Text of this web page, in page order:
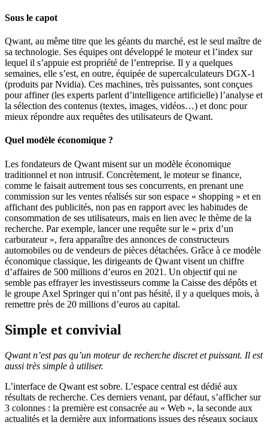
Sous le capot
Qwant, au même titre que les géants du marché, est le seul maître de
sa technologie. Ses équipes ont développé le moteur et l’index sur
lequel il s’appuie est propriété de l’entreprise. Il y a quelques
semaines, elle s’est, en outre, équipée de supercalculateurs DGX-1
(produits par Nvidia). Ces machines, très puissantes, sont conçues
pour affiner (les experts parlent d’intelligence artificielle) l’analyse et
la sélection des contenus (textes, images, vidéos…) et donc pour
mieux répondre aux requêtes des utilisateurs de Qwant.
Quel modèle économique ?
Les fondateurs de Qwant misent sur un modèle économique
traditionnel et non intrusif. Concrètement, le moteur se finance,
comme le faisait autrement tous ses concurrents, en prenant une
commission sur les ventes réalisés sur son espace « shopping » et en
affichant des publicités, non pas en rapport avec les habitudes de
consommation de ses utilisateurs, mais en lien avec le thème de la
recherche. Par exemple, lancer une requête sur le « prix d’un
carburateur », fera apparaître des annonces de constructeurs
automobiles ou de vendeurs de pièces détachées. Grâce à ce modèle
économique classique, les dirigeants de Qwant visent un chiffre
d’affaires de 500 millions d’euros en 2021. Un objectif qui ne
semble pas effrayer les investisseurs comme la Caisse des dépôts et
le groupe Axel Springer qui n’ont pas hésité, il y a quelques mois, à
remettre près de 20 millions d’euros au capital.
Simple et convivial
Qwant n’est pas qu’un moteur de recherche discret et puissant. Il est
aussi très simple à utiliser.
L’interface de Qwant est sobre. L’espace central est dédié aux
résultats de recherche. Ces derniers venant, par défaut, s’afficher sur
3 colonnes : la première est consacrée au « Web », la seconde aux
actualités et la dernière aux informations issues des réseaux sociaux